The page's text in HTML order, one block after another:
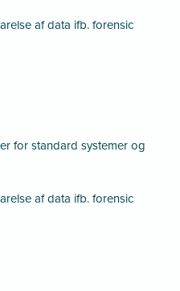
af data ifb. forensic
for standard systemer og
af data ifb. forensic